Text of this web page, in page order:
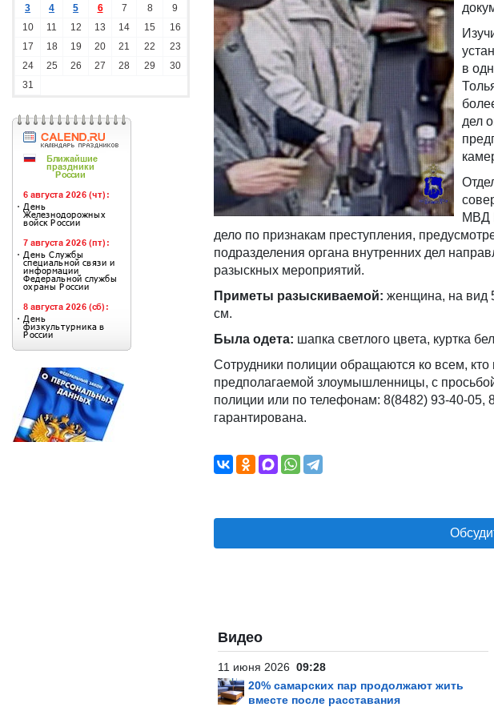
3
4 5 6 7 8
9
10
11 12 13 14 15
16
17
18 19 20 21 22
23
24
25 26 27 28 29
30
31
в
дел
МВД
дело по признакам преступления,
подразделения органа внутренних дел
разыскных мероприятий.
Приметы разыскиваемой: женщина, на вид
см.
Была одета: шапка светлого цвета, куртка
Сотрудники полиции обращаются ко всем,
предполагаемой злоумышленницы, с
полиции или по телефонам: 8(8482) 93-40-05,
гарантирована.
Видео
11 июня 2026 09:28
20% самарских пар продолжают жить
вместе после расставания